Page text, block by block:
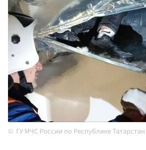
ГУ МЧС России по Республике Татарстан